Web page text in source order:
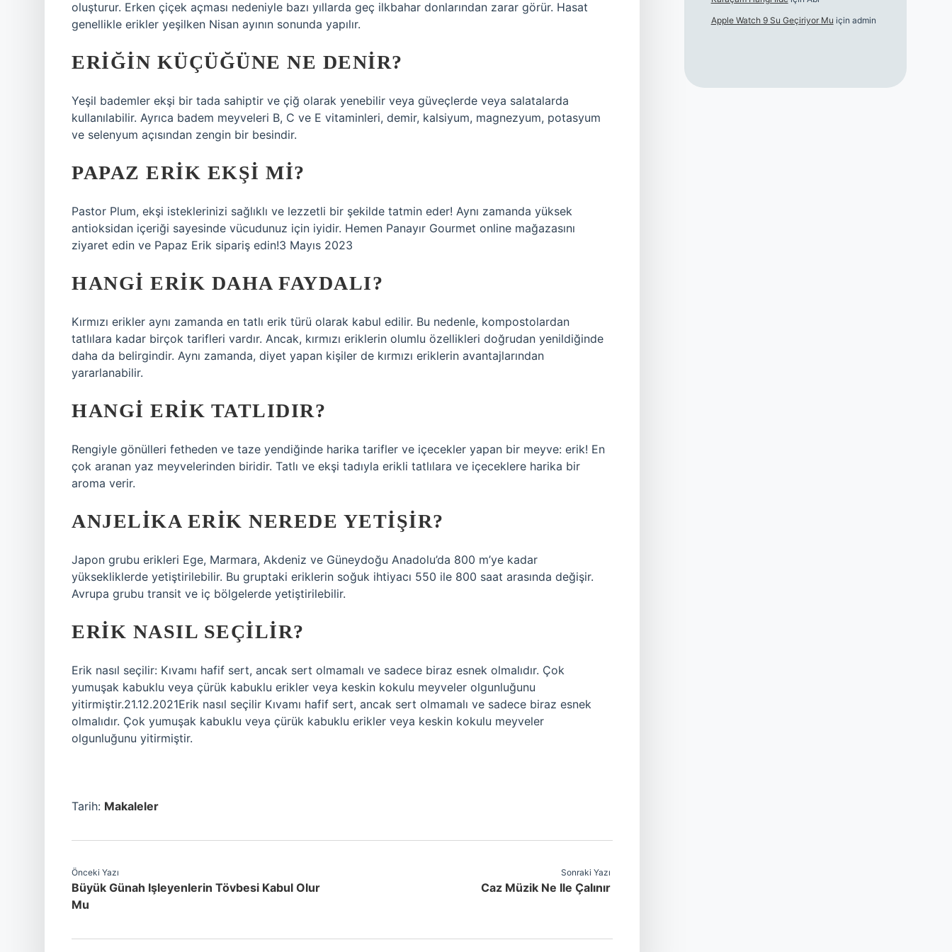
oluşturur. Erken çiçek açması nedeniyle bazı yıllarda geç ilkbahar donlarından zarar görür. Hasat
genellikle erikler yeşilken Nisan ayının sonunda yapılır.
ERIĞIN KÜÇÜĞÜNE NE DENIR?
Yeşil bademler ekşi bir tada sahiptir ve çiğ olarak yenebilir veya güveçlerde veya salatalarda
kullanılabilir. Ayrıca badem meyveleri B, C ve E vitaminleri, demir, kalsiyum, magnezyum, potasyum
ve selenyum açısından zengin bir besindir.
PAPAZ ERIK EKŞI MI?
Pastor Plum, ekşi isteklerinizi sağlıklı ve lezzetli bir şekilde tatmin eder! Aynı zamanda yüksek
antioksidan içeriği sayesinde vücudunuz için iyidir. Hemen Panayır Gourmet online mağazasını
ziyaret edin ve Papaz Erik sipariş edin!3 Mayıs 2023
HANGI ERIK DAHA FAYDALI?
Kırmızı erikler aynı zamanda en tatlı erik türü olarak kabul edilir. Bu nedenle, kompostolardan
tatlılara kadar birçok tarifleri vardır. Ancak, kırmızı eriklerin olumlu özellikleri doğrudan yenildiğinde
daha da belirgindir. Aynı zamanda, diyet yapan kişiler de kırmızı eriklerin avantajlarından
yararlanabilir.
HANGI ERIK TATLIDIR?
Rengiyle gönülleri fetheden ve taze yendiğinde harika tarifler ve içecekler yapan bir meyve: erik! En
çok aranan yaz meyvelerinden biridir. Tatlı ve ekşi tadıyla erikli tatlılara ve içeceklere harika bir
aroma verir.
ANJELIKA ERIK NEREDE YETIŞIR?
Japon grubu erikleri Ege, Marmara, Akdeniz ve Güneydoğu Anadolu’da 800 m’ye kadar
yüksekliklerde yetiştirilebilir. Bu gruptaki eriklerin soğuk ihtiyacı 550 ile 800 saat arasında değişir.
Avrupa grubu transit ve iç bölgelerde yetiştirilebilir.
ERIK NASIL SEÇILIR?
Erik nasıl seçilir: Kıvamı hafif sert, ancak sert olmamalı ve sadece biraz esnek olmalıdır. Çok
yumuşak kabuklu veya çürük kabuklu erikler veya keskin kokulu meyveler olgunluğunu
yitirmiştir.21.12.2021Erik nasıl seçilir Kıvamı hafif sert, ancak sert olmamalı ve sadece biraz esnek
olmalıdır. Çok yumuşak kabuklu veya çürük kabuklu erikler veya keskin kokulu meyveler
olgunluğunu yitirmiştir.
Tarih: Makaleler
Önceki Yazı
Büyük Günah Işleyenlerin Tövbesi Kabul Olur
Mu
Sonraki Yazı
Caz Müzik Ne Ile Çalınır
Apple Watch 9 Su Geçiriyor Mu için admin